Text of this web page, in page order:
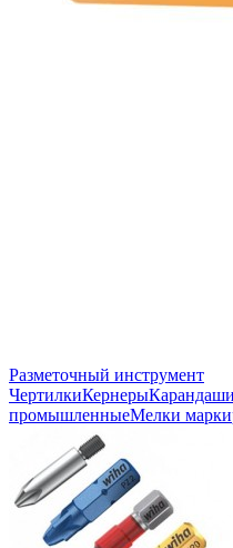
Разметочный инструмент
ЧертилкиКернеры
промышленныеМелки